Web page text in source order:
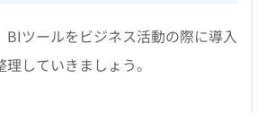
BIツールをビジネス活動の際に導入
していきましょう。